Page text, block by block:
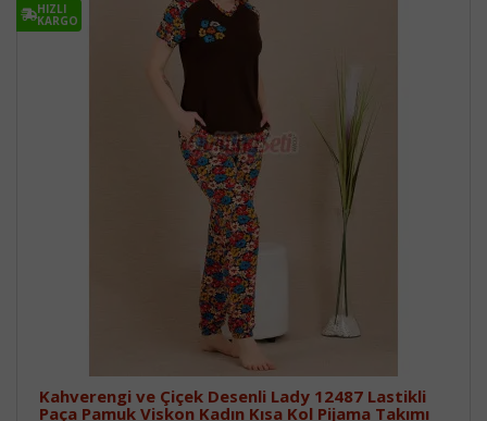
HIZLI
KARGO
Kahverengi ve Çiçek Desenli Lady 12487 Lastikli
Paça Pamuk Viskon Kadın Kısa Kol Pijama Takımı